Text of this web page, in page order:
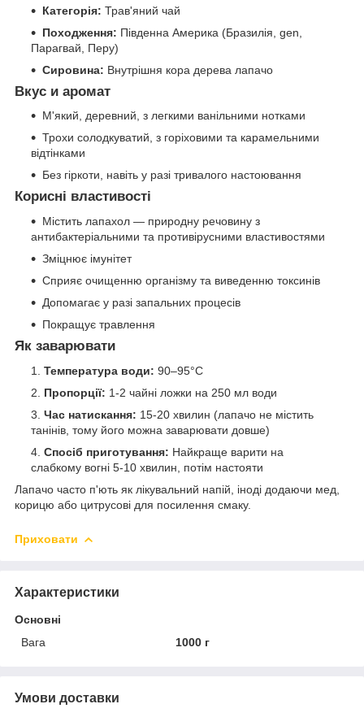
Категорія: Трав'яний чай
Походження: Південна Америка (Бразилія, gen,
Парагвай, Перу)
Сировина: Внутрішня кора дерева лапачо
Вкус и аромат
М'який, деревний, з легкими ванільними нотками
Трохи солодкуватий, з горіховими та карамельними
відтінками
Без гіркоти, навіть у разі тривалого настоювання
Корисні властивості
Містить лапахол — природну речовину з
антибактеріальними та противірусними властивостями
Зміцнює імунітет
Сприяє очищенню організму та виведенню токсинів
Допомагає у разі запальних процесів
Покращує травлення
Як заварювати
Температура води: 90–95°C
Пропорції: 1-2 чайні ложки на 250 мл води
Час натискання: 15-20 хвилин (лапачо не містить
танінів, тому його можна заварювати довше)
Спосіб приготування: Найкраще варити на
слабкому вогні 5-10 хвилин, потім настояти
Лапачо часто п'ють як лікувальний напій, іноді додаючи мед,
корицю або цитрусові для посилення смаку.
Приховати
Характеристики
Основні
Вага
1000 г
Умови доставки